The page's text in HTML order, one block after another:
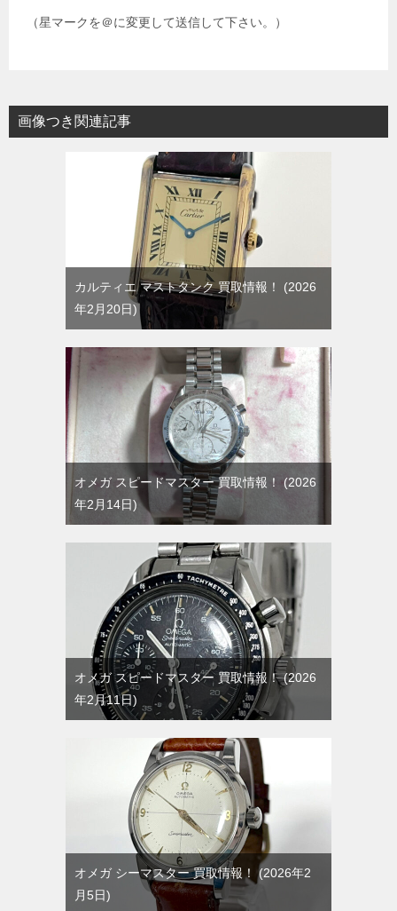
（星マークを＠に変更して送信して下さい。）
画像つき関連記事
カルティエ マストタンク 買取情報！
2026
年2月20日
オメガ スピードマスター 買取情報！
2026
年2月14日
オメガ スピードマスター 買取情報！ 2026
年2月11日
オメガ シーマスター 買取情報！
2026年2
月5日